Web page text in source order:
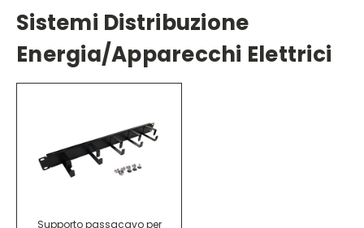
Sistemi Distribuzione
Energia/apparecchi Elettrici
Supporto passacavo per